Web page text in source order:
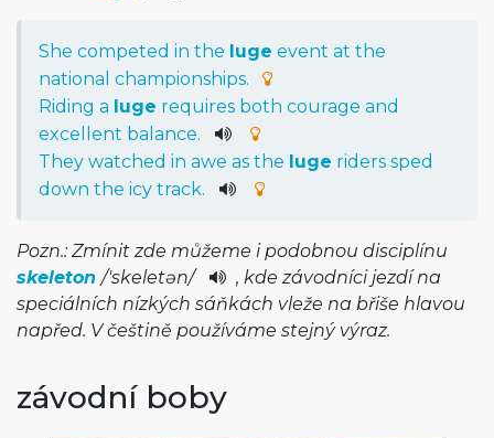
She competed in the luge event at the
national championships.
Riding a luge requires both courage and
excellent balance.
They watched in awe as the luge riders sped
down the icy track.
Pozn.: Zmínit zde můžeme i podobnou disciplínu
skeleton /'ske­letən/
, kde závodníci jezdí na
speciálních nízkých sáňkách vleže na břiše hlavou
napřed. V češtině používáme stejný výraz.
závodní boby